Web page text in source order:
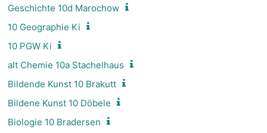
Geschichte 10d Marochow
10 Geographie Ki
10 PGW Ki
alt Chemie 10a Stachelhaus
Bildende Kunst 10 Brakutt
Bildene Kunst 10 Döbele
Biologie 10 Bradersen